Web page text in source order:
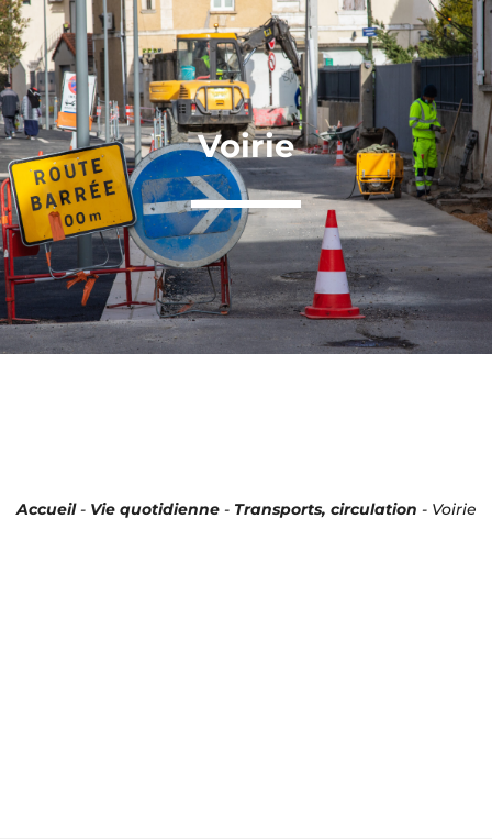
Voirie
Accueil- Vie quotidienne- Transports, circulation - Voirie
Panneau de gestion des cookies